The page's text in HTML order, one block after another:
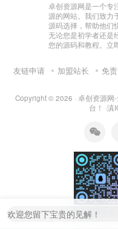
卓创资源网是一个专
源的网站。我们致力
源码选择，帮助他们
无论您是初学者还是
您的源码和教程。立
友链申请 加盟站长 免
Copyright © 2026 · 卓创资源网
台！ ·滇
系统搭建优先
欢迎您留下宝贵的见解！